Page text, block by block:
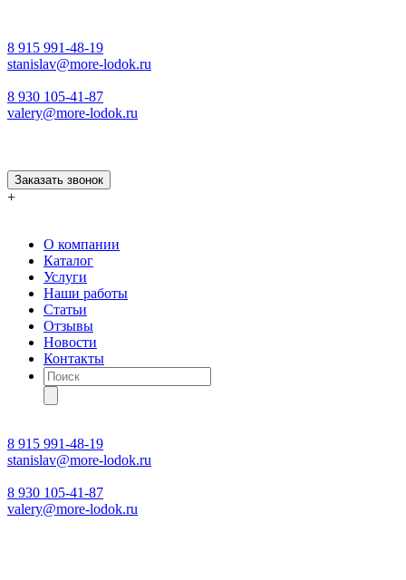
8 915 991-48-19
stanislav@more-lodok.ru
8 930 105-41-87
valery@more-lodok.ru
Заказать звонок
+
О компании
Каталог
Услуги
Наши работы
Статьи
Отзывы
Новости
Контакты
Поиск
товаров
8 915 991-48-19
stanislav@more-lodok.ru
8 930 105-41-87
valery@more-lodok.ru